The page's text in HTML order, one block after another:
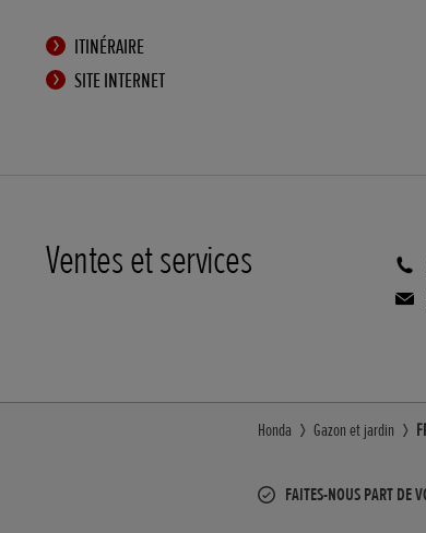
ITINÉRAIRE
SITE INTERNET
Ventes et services
Honda Gazon et jardin
FAITES-NOUS PART DE